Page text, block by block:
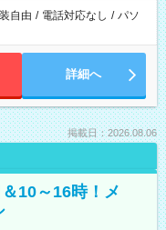
自由 / 電話対応なし / パソ
詳細へ
掲載日：2026.08.06
10～16時！メ